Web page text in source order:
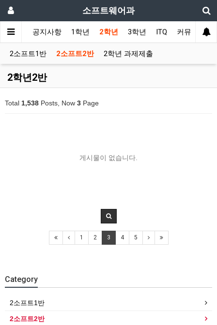
소프트웨어과
메인 공지사항 1학년 2학년 3학년 ITQ 커뮤니티
2소프트1반 2소프트2반 2학년 과제제출
2학년2반
Total 1,538 Posts, Now 3 Page
게시물이 없습니다.
1 2 3 4 5
Category
2소프트1반
2소프트2반